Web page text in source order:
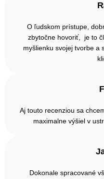
O ľudskom prístupe,
zbytočne hovoriť, je to
myšlienku svojej tvorbe a
Aj touto recenziou sa
maximalne výšiel v
Dokonale spracované